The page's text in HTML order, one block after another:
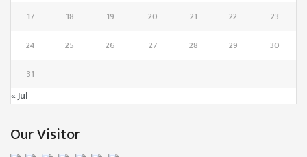
17
18 19 20 21 22
23
24
25 26 27 28 29
30
31
« Jul
Our Visitor